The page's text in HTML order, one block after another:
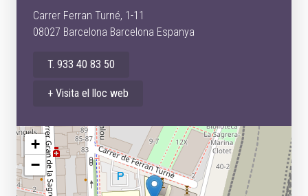
Carrer Ferran Turné, 1-11
08027 Barcelona Barcelona Espanya
T. 933 40 83 50
+ Visita el lloc web
+
−